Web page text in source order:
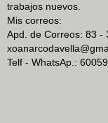
trabajos nuevos.
Mis correos:
Apd. de Correos: 83 -
Telf - WhatsAp.: